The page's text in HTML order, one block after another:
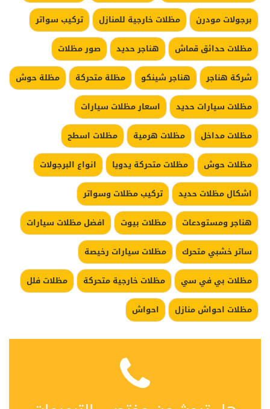
برجولات مودرن
مظلات خارجية للمنازل
تركيب سواتر
مظلات حدائق قماش
هناجر حديد
صور مظلات
شركة هناجر
هناجر شينكو مظلة متحركة
مظلة حوش
مظلات سيارات حديد
اسعار مظلات سيارات
مظلات مداخل
مظلات هرمية
مظلات اسطح
مظلات حوش
مظلات متحركة يدويا
انواع البرجولات
اشكال مظلات حديد
تركيب مظلات وسواتر
هناجر ومستودعات
مظلات بيوت
افضل مظلات سيارات
ساتر خشبي متحرك
مظلات سيارات رخيصة
مظلات بي في سي
مظلات خارجية متحركة
مظلات فلل
مظلات احواش منازل
احواش